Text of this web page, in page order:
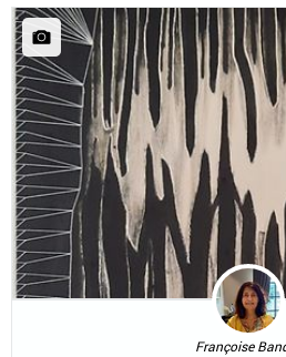
Françoise